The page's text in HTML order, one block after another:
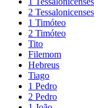
2 Tessalonicenses
1 Timóteo
2 Timóteo
Tito
Filemom
Hebreus
Tiago
1 Pedro
2 Pedro